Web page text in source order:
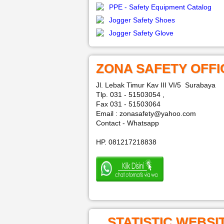
PPE - Safety Equipment Catalog
Jogger Safety Shoes
Jogger Safety Glove
ZONA SAFETY
Jl. Lebak Timur Kav III VI/5 Surabaya
Tlp. 031 - 51503054 ,
Fax 031 - 51503064
Email : zonasafety@yahoo.com
Contact - Whatsapp
HP. 081217218838